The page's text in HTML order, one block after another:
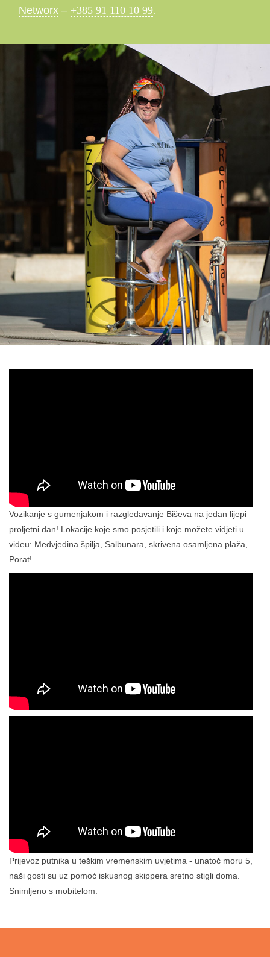
Networx – +385 91 110 10 99.
Vozikanje s gumenjakom i razgledavanje Biševa na jedan lijepi
proljetni dan! Lokacije koje smo posjetili i koje možete vidjeti u
videu: Medvjedina špilja, Salbunara, skrivena osamljena plaža,
Porat!
Prijevoz putnika u teškim vremenskim uvjetima - unatoč moru 5,
naši gosti su uz pomoć iskusnog skippera sretno stigli doma.
Snimljeno s mobitelom.